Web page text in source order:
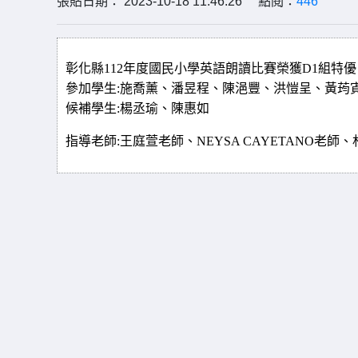
彰化縣112年度國民小學英語朗讀比賽榮獲D1組特優
參加學生:施喬薰、潘昱程、陳浥豐、洪愷呈、黃荺
候補學生:楊丞瑜、陳惠如
指導老師:王庭萱老師、NEYSA CAYETANO老師、